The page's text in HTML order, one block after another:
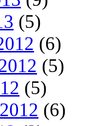
(5)
(6)
(5)
(5)
(6)